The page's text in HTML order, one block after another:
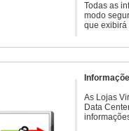
Todas as
modo
que exibirá
As Lojas
Data